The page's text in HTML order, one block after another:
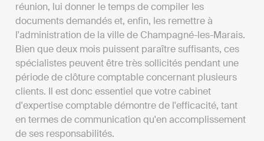
réunion, lui donner le temps de compiler les
documents demandés et, enfin, les remettre à
l'administration de la ville de Champagné-les-Marais.
Bien que deux mois puissent paraître suffisants, ces
spécialistes peuvent être très sollicités pendant une
période de clôture comptable concernant plusieurs
clients. Il est donc essentiel que votre cabinet
d'expertise comptable démontre de l'efficacité, tant
en termes de communication qu'en accomplissement
de ses responsabilités.